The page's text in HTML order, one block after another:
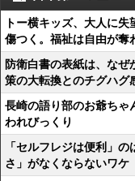
トー横キッズ、大人に
傷つく。福祉は自由が奪
防衛白書の表紙は、な
策の大転換とのチグハグ
長崎の語り部のお爺ちゃ
われびっくり
「セルフレジは便利」
さ」がなくならないワケ